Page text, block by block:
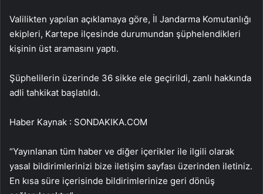
Valilikten yapılan açıklamaya göre, İl Jandarma Komutanlığı
ekipleri, Kartepe ilçesinde durumundan şüphelendikleri
kişinin üst aramasını yaptı.
Şüphelilerin üzerinde 36 sikke ele geçirildi, zanlı hakkında
adli tahkikat başlatıldı.
Haber Kaynak : SONDAKIKA.COM
“Yayınlanan tüm haber ve diğer içerikler ile ilgili olarak
yasal bildirimlerinizi bize iletişim sayfası üzerinden iletiniz.
En kısa süre içerisinde bildirimlerinize geri dönüş